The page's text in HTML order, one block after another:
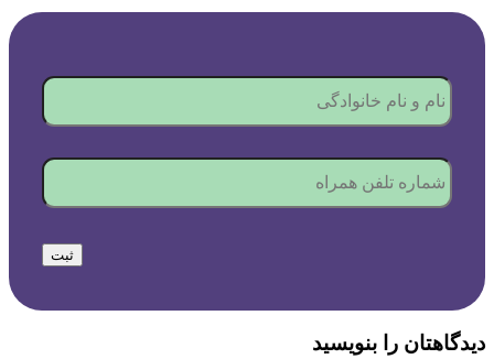
نام
همراه
ثبت
دیدگاهتان را بنویسید